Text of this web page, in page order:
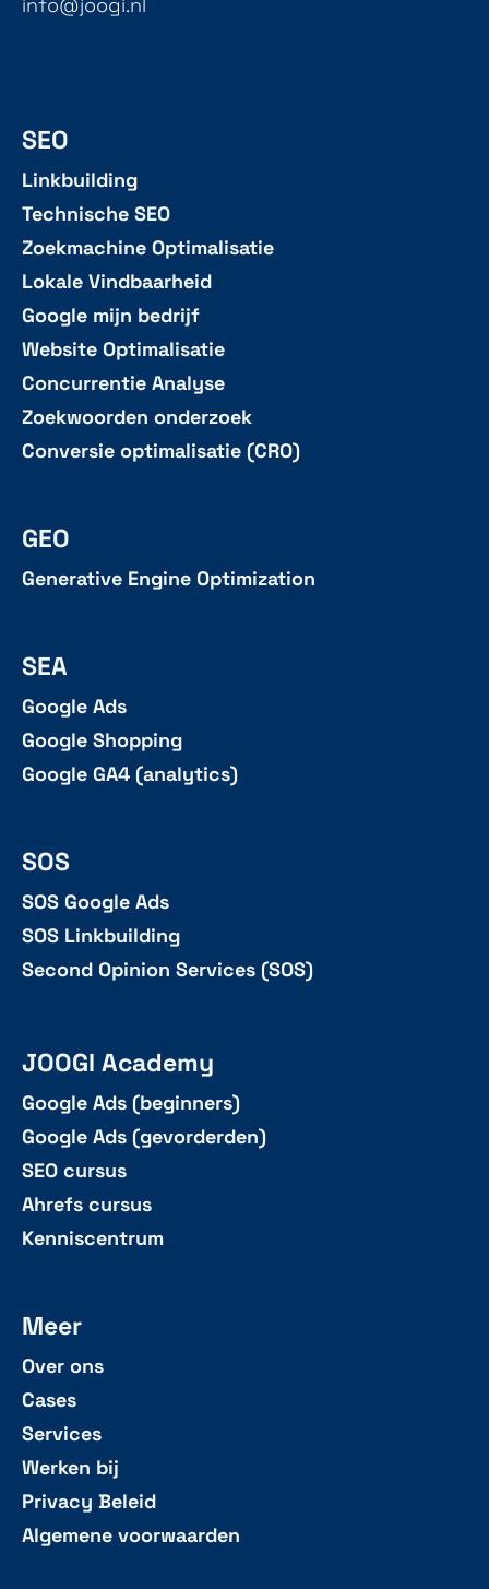
info@joogi.nl
SEO
Linkbuilding
Technische SEO
Zoekmachine Optimalisatie
Lokale Vindbaarheid
Google mijn bedrijf
Website Optimalisatie
Concurrentie Analyse
Zoekwoorden onderzoek
Conversie optimalisatie (CRO)
GEO
Generative Engine Optimization
SEA
Google Ads
Google Shopping
Google GA4 (analytics)
SOS
SOS Google Ads
SOS Linkbuilding
Second Opinion Services (SOS)
JOOGI Academy
Google Ads (beginners)
Google Ads (gevorderden)
SEO cursus
Ahrefs cursus
Kenniscentrum
Meer
Over ons
Cases
Services
Werken bij
Privacy Beleid
Algemene voorwaarden